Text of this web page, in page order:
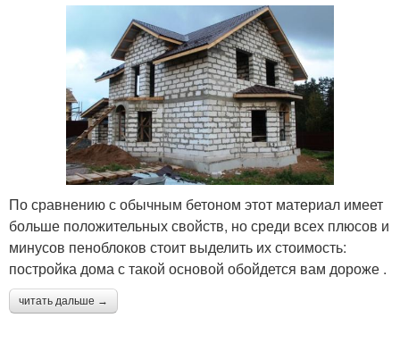
По сравнению с обычным бетоном этот материал имеет
больше положительных свойств, но среди всех плюсов и
минусов пеноблоков стоит выделить их стоимость:
постройка дома с такой основой обойдется вам дороже .
читать дальше →